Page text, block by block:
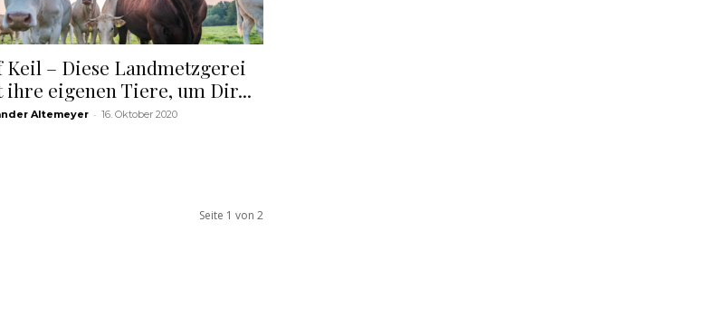
Keil – Diese Landmetzgerei
ihre eigenen Tiere, um Dir...
Altemeyer - 16. Oktober 2020
Seite 1 von 2